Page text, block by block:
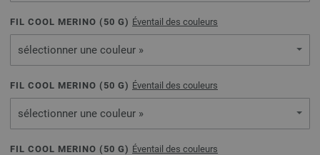
FIL COOL MERINO ( 50 G) Éventail des couleurs
sélectionner une couleur »
FIL COOL MERINO ( 50 G) Éventail des couleurs
sélectionner une couleur »
FIL COOL MERINO ( 50 G) Éventail des couleurs